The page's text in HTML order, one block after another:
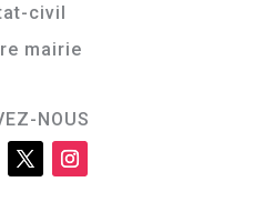
civil
mairie
NOUS